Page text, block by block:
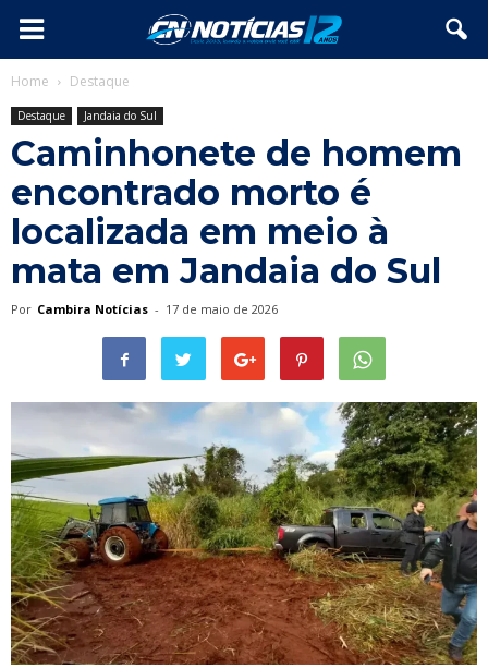
Home Destaque
Destaque Jandaia do Sul
Caminhonete de homem
encontrado morto é
localizada em meio à
mata em Jandaia do Sul
Por Cambira Notícias - 17 de maio de 2026